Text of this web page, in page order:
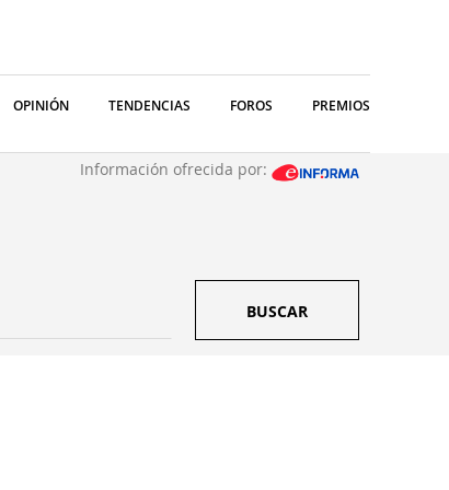
OPINIÓN TENDENCIAS FOROS PREMIOS
Información ofrecida por:
BUSCAR